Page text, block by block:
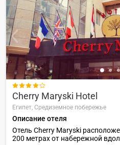

Cherry Maryski Hotel
Египет, Средиземное побережье
Описание отеля
Отель Cherry Maryski
200 метрах от набережной